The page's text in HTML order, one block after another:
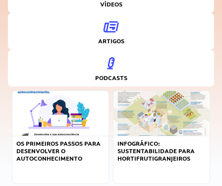
VÍDEOS
ARTIGOS
PODCASTS
OS PRIMEIROS PASSOS PARA
DESENVOLVER O
AUTOCONHECIMENTO
INFOGRÁFICO:
SUSTENTABILIDADE PARA
HORTIFRUTIGRANJEIROS